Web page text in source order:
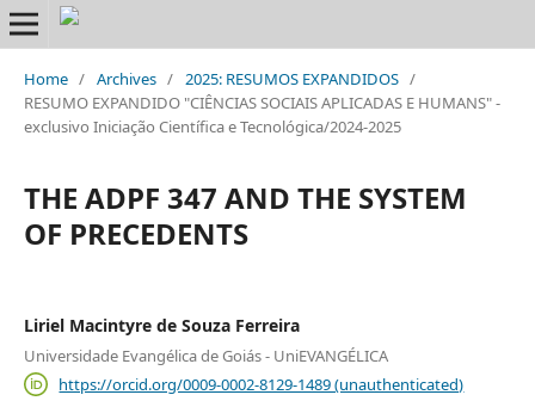
Home / Archives / 2025: RESUMOS EXPANDIDOS /
RESUMO EXPANDIDO "CIÊNCIAS SOCIAIS APLICADAS E HUMANS" -
exclusivo Iniciação Científica e Tecnológica/2024-2025
THE ADPF 347 AND THE SYSTEM
OF PRECEDENTS
Liriel Macintyre de Souza Ferreira
Universidade Evangélica de Goiás - UniEVANGÉLICA
https://orcid.org/0009-0002-8129-1489 (unauthenticated)